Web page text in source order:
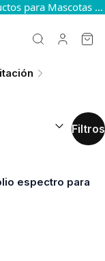
20 % de DESCUENTO en Todos los Productos para Mascotas — Mantén a Tus Mascotas Felices y Sanas
Filtros
espectro para